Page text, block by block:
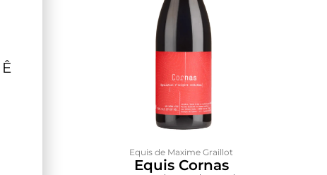
Equis de Maxime Graillot
Equis Cornas